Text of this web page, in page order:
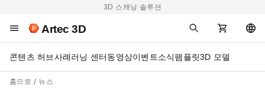
3D 스캐닝 솔루션
Artec 3D
콘텐츠 허브사례러닝 센터동영상이벤트소식팸플릿3D 모델
홈으로 뉴스